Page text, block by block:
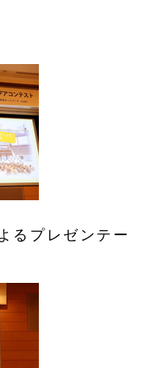
るプレゼンテー